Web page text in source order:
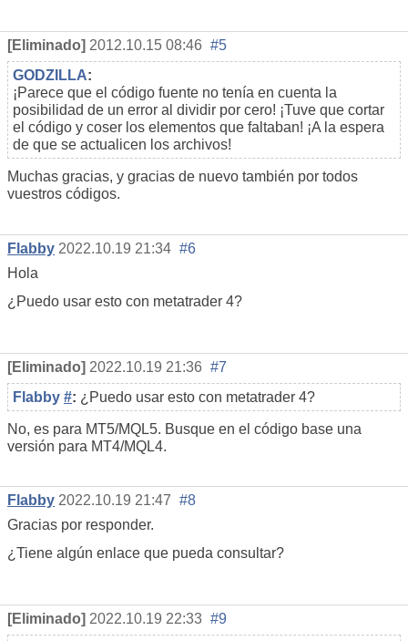
[Eliminado] 2012.10.15 08:46 #5
GODZILLA:
¡Parece que el código fuente no tenía en cuenta la
posibilidad de un error al dividir por cero! ¡Tuve que cortar
el código y coser los elementos que faltaban! ¡A la espera
de que se actualicen los archivos!
Muchas gracias, y gracias de nuevo también por todos
vuestros códigos.
Flabby 2022.10.19 21:34 #6
Hola
¿Puedo usar esto con metatrader 4?
[Eliminado] 2022.10.19 21:36 #7
Flabby #: ¿Puedo usar esto con metatrader 4?
No, es para MT5/MQL5. Busque en el código base una
versión para MT4/MQL4.
Flabby 2022.10.19 21:47 #8
Gracias por responder.
¿Tiene algún enlace que pueda consultar?
[Eliminado] 2022.10.19 22:33 #9